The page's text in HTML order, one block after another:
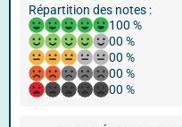
Répartition des notes :
100 %
00 %
00 %
00 %
00 %